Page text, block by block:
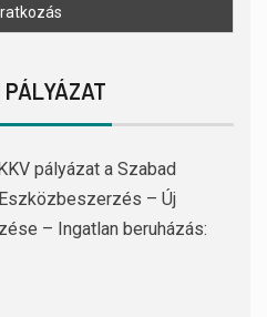
pályázat a Szabad
– Új
– Ingatlan beruházás: